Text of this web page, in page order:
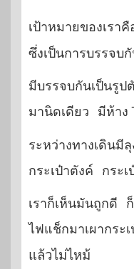
เป้าหมายของเราคื
ซึ่งเป็นการบรรจบ
มีบรรจบกันเป็นรู
มานิดเดียว มีห้าง
ระหว่างทางเดินมี
กระเป๋าตังค์ กระ
เราก็เห็นมันถูกดี
ไฟแช็กมาเผากระ
แล้วไม่ไหม้